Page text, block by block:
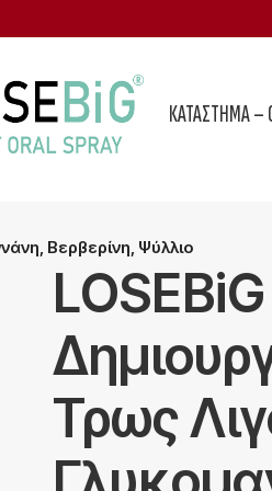
ΚΑΤΆΣΤΗΜΑ –
Βερβερίνη, Ψύλλιο
Τρως